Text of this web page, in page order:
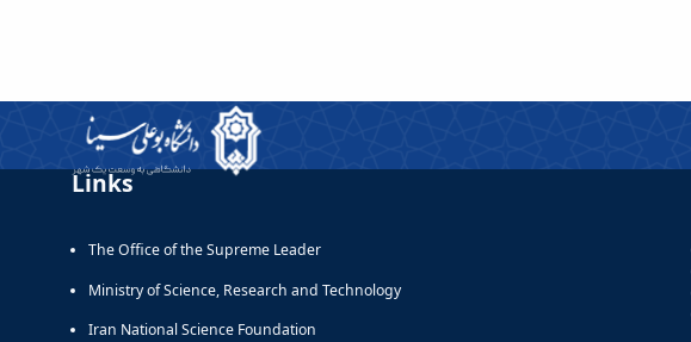
Links
The Office of the Supreme Leader
Ministry of Science, Research and Technology
Iran National Science Foundation